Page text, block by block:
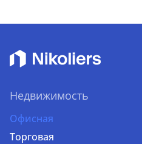
Недвижимость
Офисная
Торговая